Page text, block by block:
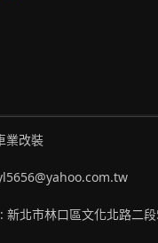
業改裝
: 新北市林口區文化北路二